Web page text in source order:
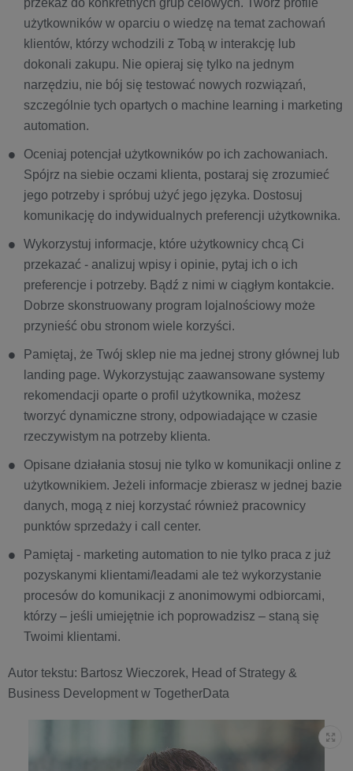
użytkowników w oparciu o wiedzę na temat zachowań
klientów, którzy wchodzili z Tobą w interakcję lub
dokonali zakupu. Nie opieraj się tylko na jednym
narzędziu, nie bój się testować nowych rozwiązań,
szczególnie tych opartych o machine learning i marketing
automation.
Oceniaj potencjał użytkowników po ich zachowaniach.
Spójrz na siebie oczami klienta, postaraj się zrozumieć
jego potrzeby i spróbuj użyć jego języka. Dostosuj
komunikację do indywidualnych preferencji użytkownika.
Wykorzystuj informacje, które użytkownicy chcą Ci
przekazać - analizuj wpisy i opinie, pytaj ich o ich
preferencje i potrzeby. Bądź z nimi w ciągłym kontakcie.
Dobrze skonstruowany program lojalnościowy może
przynieść obu stronom wiele korzyści.
Pamiętaj, że Twój sklep nie ma jednej strony głównej lub
landing page. Wykorzystując zaawansowane systemy
rekomendacji oparte o profil użytkownika, możesz
tworzyć dynamiczne strony, odpowiadające w czasie
rzeczywistym na potrzeby klienta.
Opisane działania stosuj nie tylko w komunikacji online z
użytkownikiem. Jeżeli informacje zbierasz w jednej bazie
danych, mogą z niej korzystać również pracownicy
punktów sprzedaży i call center.
Pamiętaj - marketing automation to nie tylko praca z już
pozyskanymi klientami/leadami ale też wykorzystanie
procesów do komunikacji z anonimowymi odbiorcami,
którzy – jeśli umiejętnie ich poprowadzisz – staną się
Twoimi klientami.
Autor tekstu: Bartosz Wieczorek, Head of Strategy &
Business Development w TogetherData